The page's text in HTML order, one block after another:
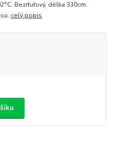
Bezrtuťový, délka 330cm.
celý popis